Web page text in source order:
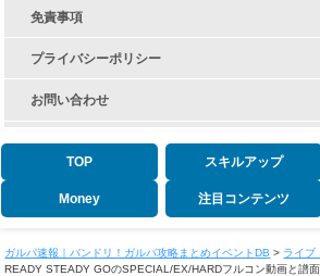
免責事項
プライバシーポリシー
お問い合わせ
TOP スキルアップ
Money 注目コンテンツ
ガルパ速報｜バンドリ！ガルパ攻略まとめイベントDB > ライブ
READY STEADY GOのSPECIAL/EX/HARDフルコン動画と譜